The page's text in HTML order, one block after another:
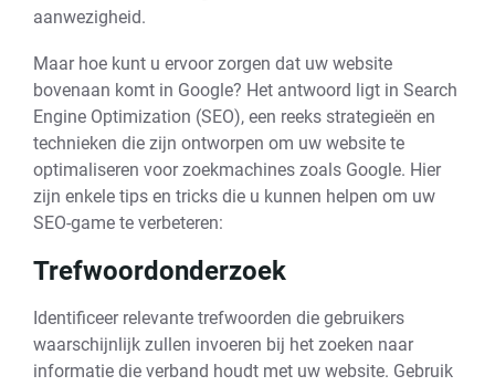
aanwezigheid.
Maar hoe kunt u ervoor zorgen dat uw website
bovenaan komt in Google? Het antwoord ligt in Search
Engine Optimization (SEO), een reeks strategieën en
technieken die zijn ontworpen om uw website te
optimaliseren voor zoekmachines zoals Google. Hier
zijn enkele tips en tricks die u kunnen helpen om uw
SEO-game te verbeteren:
Trefwoordonderzoek
Identificeer relevante trefwoorden die gebruikers
waarschijnlijk zullen invoeren bij het zoeken naar
informatie die verband houdt met uw website. Gebruik